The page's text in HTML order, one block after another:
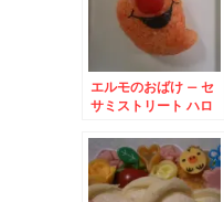
エルモのおばけ – セ
サミストリート ハロ
ELMO